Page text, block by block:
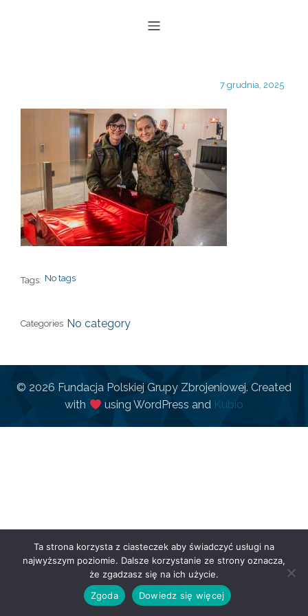
7 grudnia, 2025
Tags: No tags
Categories No category
© 2026 Fundacja Polskiej Grupy Zbrojeniowej. Created
with
using WordPress and Kubio
Ta strona korzysta z ciasteczek aby świadczyć usługi na
najwyższym poziomie. Dalsze korzystanie ze strony oznacza,
że zgadzasz się na ich użycie.
Zgoda
Dowiedz się więcej